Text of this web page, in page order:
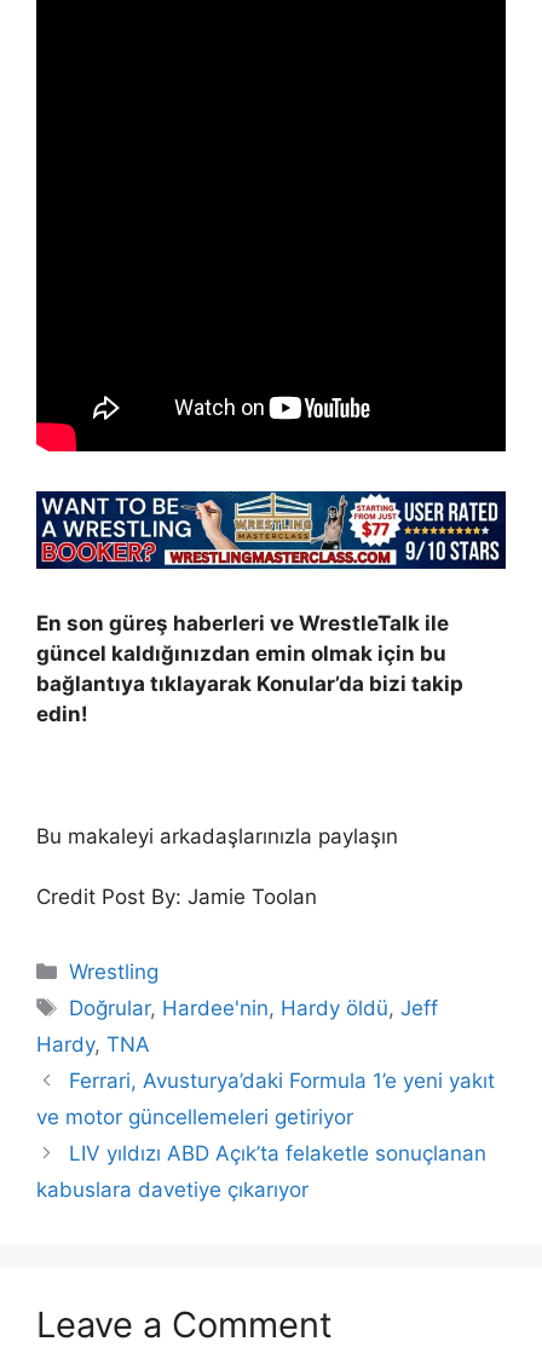
En son güreş haberleri ve WrestleTalk ile
güncel kaldığınızdan emin olmak için bu
bağlantıya tıklayarak Konular’da bizi takip
edin!
Bu makaleyi arkadaşlarınızla paylaşın
Credit Post By: Jamie Toolan
Categories
Wrestling
Tags
Doğrular, Hardee'nin, Hardy öldü,Jeff
Hardy, TNA
Ferrari, Avusturya’daki Formula 1’e yeni yakıt
ve motor güncellemeleri getiriyor
LIV yıldızı ABD Açık’ta felaketle sonuçlanan
kabuslara davetiye çıkarıyor
Leave a Comment